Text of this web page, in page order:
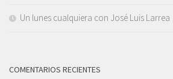
Un lunes cualquiera con José Luis Larrea
COMENTARIOS RECIENTES